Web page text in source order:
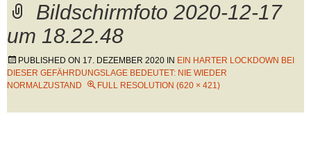
Bildschirmfoto 2020-12-17
um 18.22.48
PUBLISHED ON 17. DEZEMBER 2020 IN EIN HARTER LOCKDOWN BEI
DIESER GEFÄHRDUNGSLAGE BEDEUTET: NIE WIEDER
NORMALZUSTAND
FULL RESOLUTION (620 × 421)